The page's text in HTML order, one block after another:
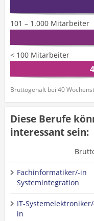
101 – 1.000 Mitarbeiter
< 100 Mitarbeiter
Bruttogehalt bei 40
Diese Berufe
interessant sein:
Fachinformatiker/-in
Systemintegration
IT-
in